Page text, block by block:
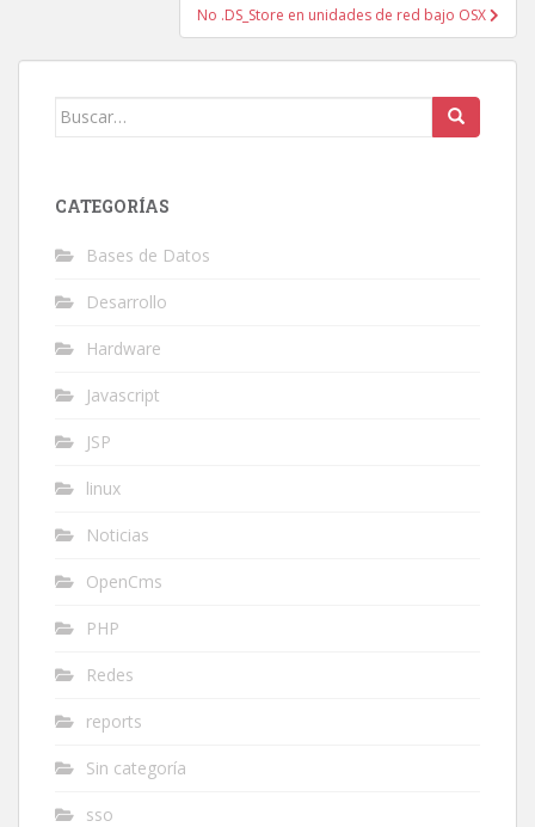
No .DS_Store en unidades de red bajo OSX
Buscar:
CATEGORÍAS
Bases de Datos
Desarrollo
Hardware
Javascript
JSP
linux
Noticias
OpenCms
PHP
Redes
reports
Sin categoría
sso